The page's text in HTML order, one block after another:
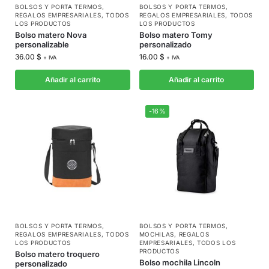
BOLSOS Y PORTA TERMOS,
REGALOS EMPRESARIALES,TODOS
LOS PRODUCTOS
Bolso matero Nova
personalizable
36.00 $ + IVA
Añadir al carrito
BOLSOS Y PORTA TERMOS,
REGALOS EMPRESARIALES, TODOS
LOS PRODUCTOS
Bolso matero Tomy
personalizado
16.00 $ + IVA
Añadir al carrito
BOLSOS Y PORTA TERMOS,
REGALOS EMPRESARIALES,TODOS
LOS PRODUCTOS
Bolso matero troquero
personalizado
-16%
BOLSOS Y PORTA TERMOS,
MOCHILAS, REGALOS
EMPRESARIALES,TODOS LOS
PRODUCTOS
Bolso mochila Lincoln